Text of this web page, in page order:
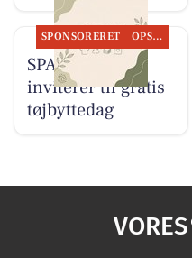
SPONSORERET OPSLAGSTAVLEN
SPAR Skejby
inviterer til gratis
tøjbyttedag
VORES